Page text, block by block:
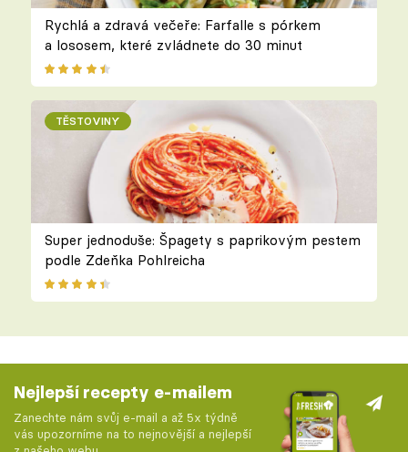
Rychlá a zdravá večeře: Farfalle s pórkem
a lososem, které zvládnete do 30 minut
TĚSTOVINY
Super jednoduše: Špagety s paprikovým pestem
podle Zdeňka Pohlreicha
Nejlepší recepty e-mailem
Zanechte nám svůj e-mail a až 5x týdně
vás upozorníme na to nejnovější a nejlepší